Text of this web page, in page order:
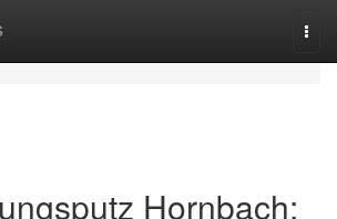
Hornbach: